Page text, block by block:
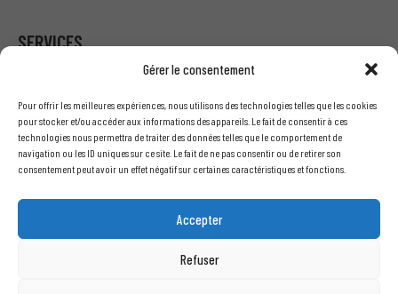
Gérer le consentement
Pour offrir les meilleures expériences, nous utilisons des technologies telles que les cookies
pour stocker et/ou accéder aux informations des appareils. Le fait de consentir à ces
technologies nous permettra de traiter des données telles que le comportement de
navigation ou les ID uniques sur ce site. Le fait de ne pas consentir ou de retirer son
consentement peut avoir un effet négatif sur certaines caractéristiques et fonctions.
Accepter
Refuser
SERVICES
Professionnel – J’ai besoin d’un devis
Nous écrire
Recrutement
INFORMATIONS LÉGALES